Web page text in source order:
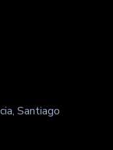
Santiago